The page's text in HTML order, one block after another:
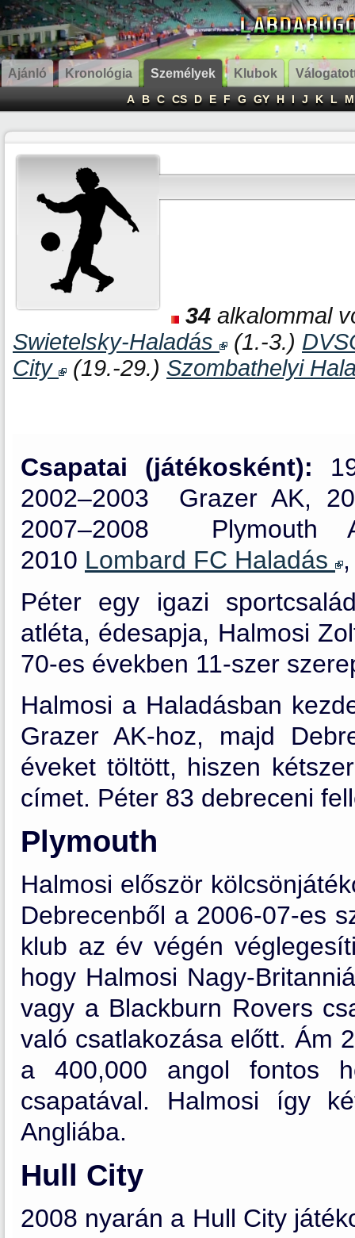
Ajánló Kronológia Személyek Klubok
A B C CS D E F G GY H I J K L M
34 alkalommal
Swietelsky-Haladás
(1.-3.)
City
(19.-29.) Szombathelyi
Csapatai (játékosként):
2002–2003 Grazer AK,
2007–2008 Plymouth
2010 Lombard FC Haladás
Péter egy igazi
atléta, édesapja, Halmosi
70-es években 11-szer
Halmosi a Haladásban
Grazer AK-hoz, majd
éveket töltött, hiszen
címet. Péter 83 debreceni
Plymouth
Halmosi először
Debrecenből a 2006-07-es
klub az év végén
hogy Halmosi Nagy-
vagy a Blackburn Rovers
való csatlakozása előtt. Ám
a 400,000 angol fontos
csapatával. Halmosi így
Angliába.
Hull City
2008 nyarán a Hull City